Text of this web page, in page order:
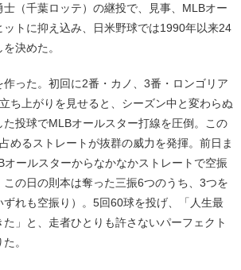
士（千葉ロッテ）の継投で、見事、MLBオー
ットに抑え込み、日米野球では1990年以来24
決めた。
った。初回に2番・カノ、3番・ロンゴリア
ち上がりを見せると、シーズン中と変わらぬ
投球でMLBオールスター打線を圧倒。この
めるストレートが抜群の威力を発揮。前日ま
オールスターからなかなかストレートで空振
この日の則本は奪った三振6つのうち、3つを
ずれも空振り）。5回60球を投げ、「人生最
」と、走者ひとりも許さないパーフェクト
。